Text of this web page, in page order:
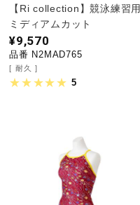
【Ri collection】競泳練習用
ミディアムカット
¥9,570
品番 N2MAD765
耐久
5